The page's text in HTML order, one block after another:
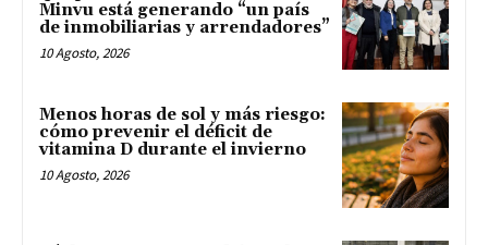
Minvu está generando “un país
de inmobiliarias y arrendadores”
10 Agosto, 2026
Menos horas de sol y más riesgo:
cómo prevenir el déficit de
vitamina D durante el invierno
10 Agosto, 2026